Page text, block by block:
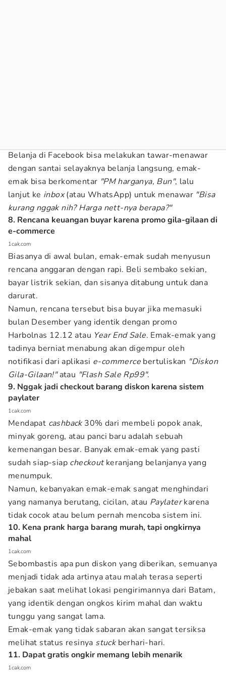
Belanja di Facebook bisa melakukan tawar-menawar
dengan santai selayaknya belanja langsung, emak-
emak bisa berkomentar "PM harganya, Bun", lalu
lanjut ke inbox(atau WhatsApp) untuk menawar "Bisa
kurang nggak nih? Harga nett-nya berapa?"
8. Rencana keuangan buyar karena promo gila-gilaan di
e-commerce
1cak.com
Biasanya di awal bulan, emak-emak sudah menyusun
rencana anggaran dengan rapi. Beli sembako sekian,
bayar listrik sekian, dan sisanya ditabung untuk dana
darurat.
Namun, rencana tersebut bisa buyar jika memasuki
bulan Desember yang identik dengan promo
Harbolnas 12.12 atau Year End Sale. Emak-emak yang
tadinya berniat menabung akan digempur oleh
notifikasi dari aplikasi e-commerce bertuliskan "Diskon
Gila-Gilaan!"atau "Flash Sale Rp99".
9. Nggak jadi checkout barang diskon karena sistem
paylater
1cak.com
Mendapat cashback30% dari membeli popok anak,
minyak goreng, atau panci baru adalah sebuah
kemenangan besar. Banyak emak-emak yang pasti
sudah siap-siap checkoutkeranjang belanjanya yang
menumpuk.
Namun, kebanyakan emak-emak sangat menghindari
yang namanya berutang, cicilan, atau Paylaterkarena
tidak cocok atau belum pernah mencoba sistem ini.
10. Kena prank harga barang murah, tapi ongkirnya
mahal
1cak.com
Sebombastis apa pun diskon yang diberikan, semuanya
menjadi tidak ada artinya atau malah terasa seperti
jebakan saat melihat lokasi pengirimannya dari Batam,
yang identik dengan ongkos kirim mahal dan waktu
tunggu yang sangat lama.
Emak-emak yang tidak sabaran akan sangat tersiksa
melihat status resinya stuckberhari-hari.
11. Dapat gratis ongkir memang lebih menarik
1cak.com